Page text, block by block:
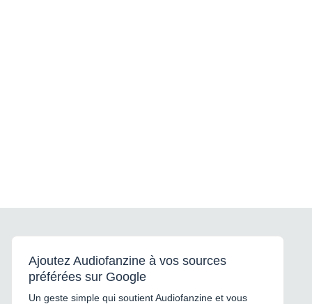
Ajoutez Audiofanzine à vos sources
préférées sur Google
Un geste simple qui soutient Audiofanzine et vous